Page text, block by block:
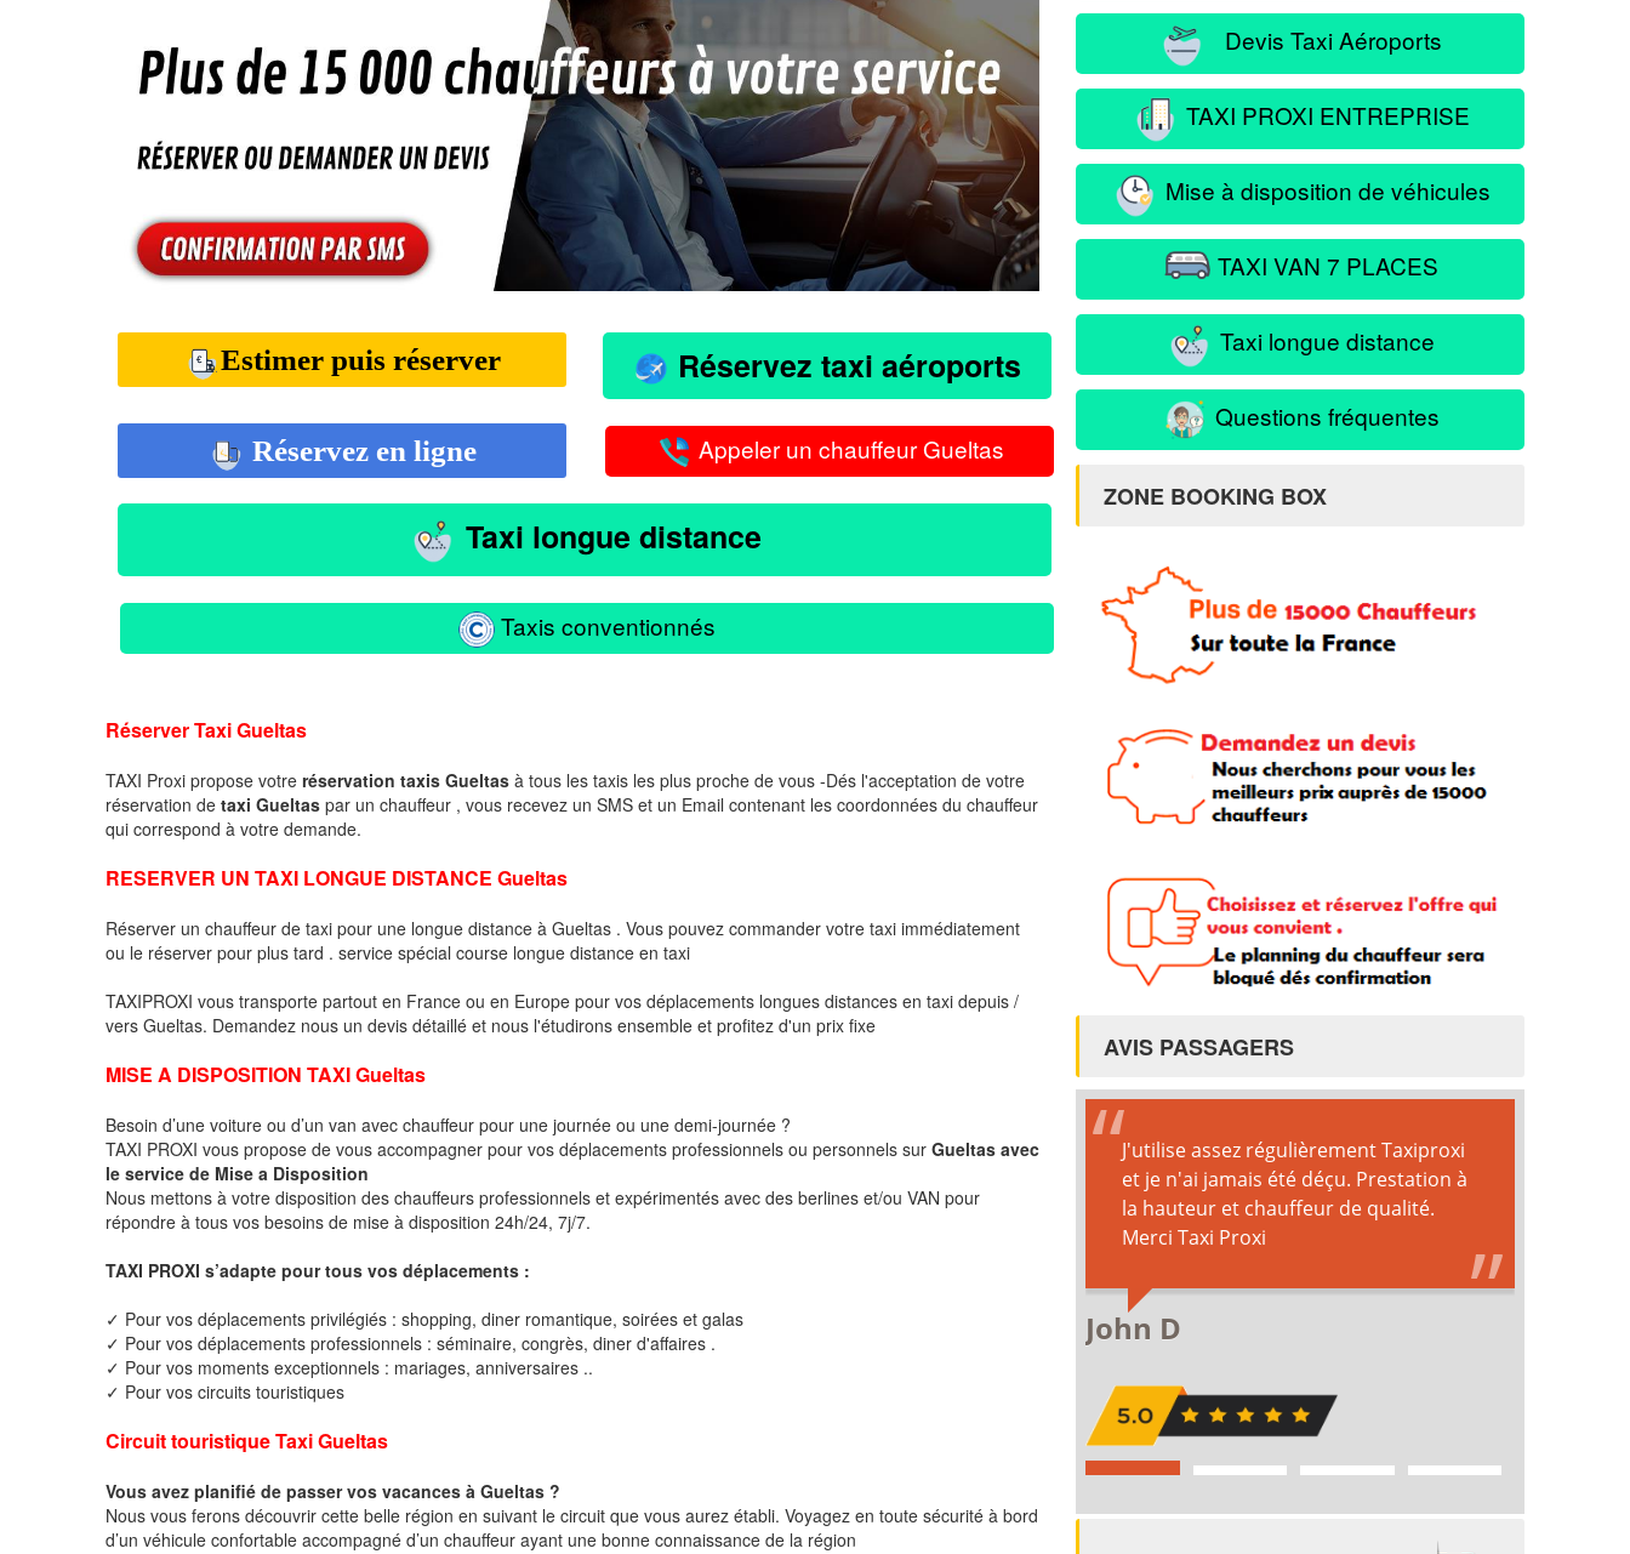
Estimer puis réserver Réservez taxi aéroports
Réservez en ligne Appeler un chauffeur Gueltas
Taxi longue distance
Taxis conventionnés
Réserver Taxi Gueltas
TAXI Proxi propose votre réservation taxis Gueltas à tous les taxis les plus proche de vous -Dés l'acceptation de votre
réservation de taxi Gueltas par un chauffeur , vous recevez un SMS et un Email contenant les coordonnées du chauffeur
qui correspond à votre demande.
RESERVER UN TAXI LONGUE DISTANCE Gueltas
Réserver un chauffeur de taxi pour une longue distance à Gueltas . Vous pouvez commander votre taxi immédiatement
ou le réserver pour plus tard . service spécial course longue distance en taxi
TAXIPROXI vous transporte partout en France ou en Europe pour vos déplacements longues distances en taxi depuis /
vers Gueltas. Demandez nous un devis détaillé et nous l'étudirons ensemble et profitez d'un prix fixe
MISE A DISPOSITION TAXI Gueltas
Besoin d’une voiture ou d’un van avec chauffeur pour une journée ou une demi-journée ?
TAXI PROXI vous propose de vous accompagner pour vos déplacements professionnels ou personnels sur Gueltas avec
le service de Mise a Disposition
Nous mettons à votre disposition des chauffeurs professionnels et expérimentés avec des berlines et/ou VAN pour
répondre à tous vos besoins de mise à disposition 24h/24, 7j/7.
TAXI PROXI s’adapte pour tous vos déplacements :
✓ Pour vos déplacements privilégiés : shopping, diner romantique, soirées et galas
✓ Pour vos déplacements professionnels : séminaire, congrès, diner d'affaires .
✓ Pour vos moments exceptionnels : mariages, anniversaires ..
✓ Pour vos circuits touristiques
Circuit touristique Taxi Gueltas
Vous avez planifié de passer vos vacances à Gueltas ?
Nous vous ferons découvrir cette belle région en suivant le circuit que vous aurez établi. Voyagez en toute sécurité à bord
d’un véhicule confortable accompagné d’un chauffeur ayant une bonne connaissance de la région
Devis Taxi Aéroports
TAXI PROXI ENTREPRISE
Mise à disposition de véhicules
TAXI VAN 7 PLACES
Taxi longue distance
Questions fréquentes
ZONE BOOKING BOX
AVIS PASSAGERS